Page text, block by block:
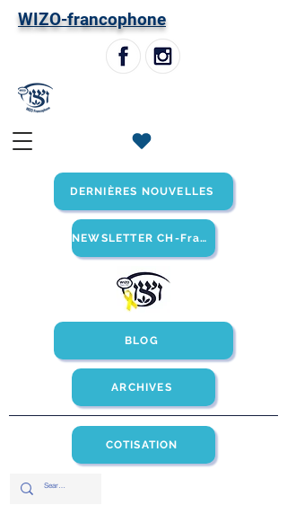
WIZO-francophone
ARCHIVES
DERNIÈRES NOUVELLES
COTISATION
NEWSLETTER CH-Francophone
BLOG